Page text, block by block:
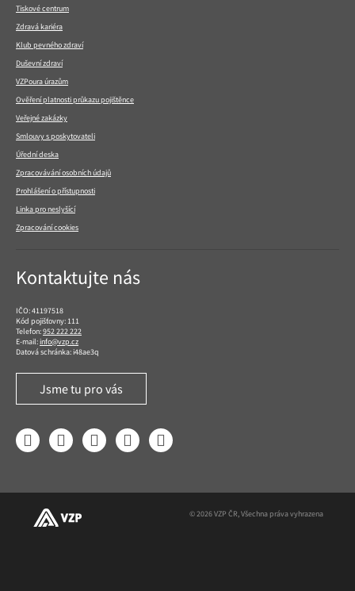
Tiskové centrum
Zdravá kariéra
Klub pevného zdraví
Duševní zdraví
VZPoura úrazům
Ověření platnosti průkazu pojištěnce
Veřejné zakázky
Smlouvy s poskytovateli
Úřední deska
Zpracovávání osobních údajů
Prohlášení o přístupnosti
Linka pro neslyšící
Zpracování cookies
Kontaktujte nás
IČO: 41197518
Kód pojišťovny: 111
Telefon:952 222 222
E-mail:info@vzp.cz
Datová schránka: i48ae3q
Jsme tu pro vás
FacebookLinkedIn YouTube InstagramTwitter
© 2026 VZP ČR, Všechna práva vyhrazena